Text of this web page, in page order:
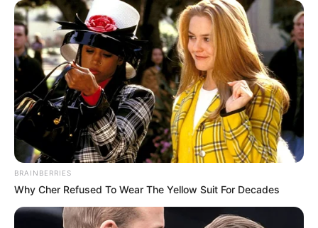
BRAINBERRIES
Why Cher Refused To Wear The Yellow Suit For Decades